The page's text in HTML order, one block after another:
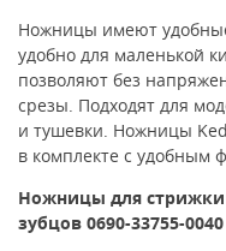
Ножницы имеют
удобно для маленькой
позволяют без
срезы. Подходят для
и тушевки. Ножницы
в комплекте с удобным
Ножницы для стрижки
зубцов 0690-33755-0040